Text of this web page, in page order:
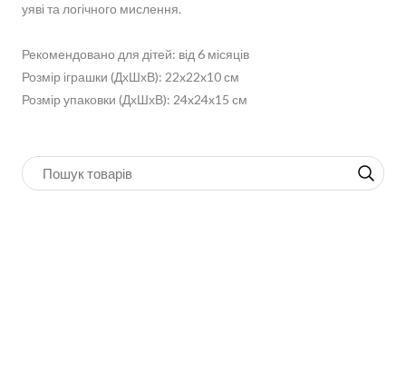
уяві та логічного мислення.
Рекомендовано для дітей: від 6 місяців
Розмір іграшки (ДхШхВ): 22x22x10 см
Розмір упаковки (ДхШхВ): 24x24x15 см